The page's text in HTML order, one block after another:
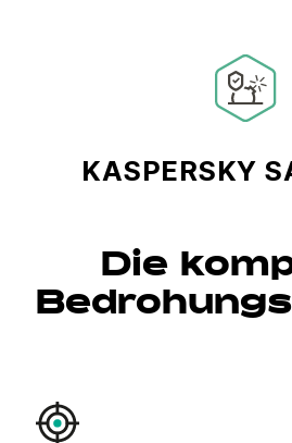
KASPERSKY
Die